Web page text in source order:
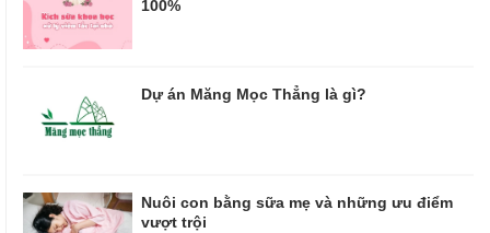
100%
Dự án Măng Mọc Thẳng là gì?
Nuôi con bằng sữa mẹ và những ưu điểm
vượt trội